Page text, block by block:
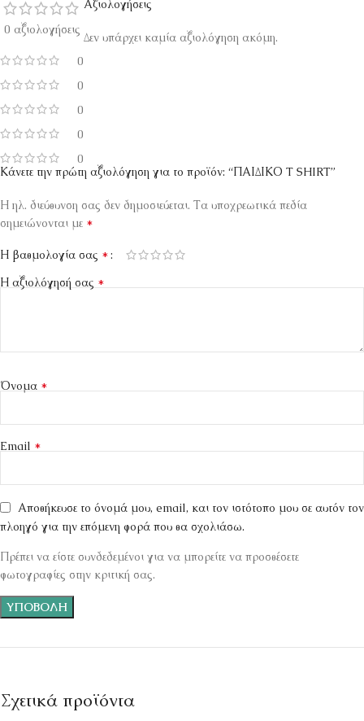
0 αξιολογήσεις
0
0
0
0
0
Αξιολογήσεις
Δεν υπάρχει καμία αξιολόγηση ακόμη.
Κάνετε την πρώτη αξιολόγηση για το προϊόν: “ΠΑΙΔΙΚΟ T SHIRT”
Η ηλ. διεύθυνση σας δεν δημοσιεύεται. Τα υποχρεωτικά πεδία
σημειώνονται με *
Η βαθμολογία σας *
Η αξιολόγησή σας *
Όνομα *
Email *
Αποθήκευσε το όνομά μου, email, και τον ιστότοπο μου σε αυτόν τον
πλοηγό για την επόμενη φορά που θα σχολιάσω.
Πρέπει να είστε συνδεδεμένοι για να μπορείτε να προσθέσετε
φωτογραφίες στην κριτική σας.
Σχετικά προϊόντα